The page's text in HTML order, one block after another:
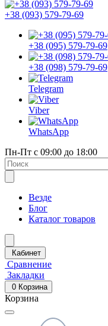
+38 (093) 579-79-69
+38 (095) 579-79-69
+38 (098) 579-79-69
Telegram
Viber
WhatsApp
Пн-Пт с 09:00 до 18:00
Везде
Блог
Каталог товаров
Кабинет
Сравнение
Закладки
0 Корзина
Корзина